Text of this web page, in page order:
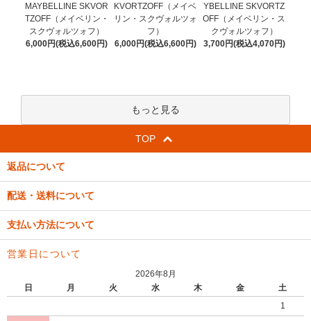
MAYBELLINE SKVOR
TZOFF（メイベリン・
スクヴォルツォフ）
6,000円(税込6,600円)
KVORTZOFF（メイベ
リン・スクヴォルツォ
フ）
6,000円(税込6,600円)
YBELLINE SKVORTZ
OFF（メイベリン・ス
クヴォルツォフ）
3,700円(税込4,070円)
もっと見る
TOP
返品について
配送・送料について
支払い方法について
営業日について
2026年8月
日
月 火 水 木 金
土
1